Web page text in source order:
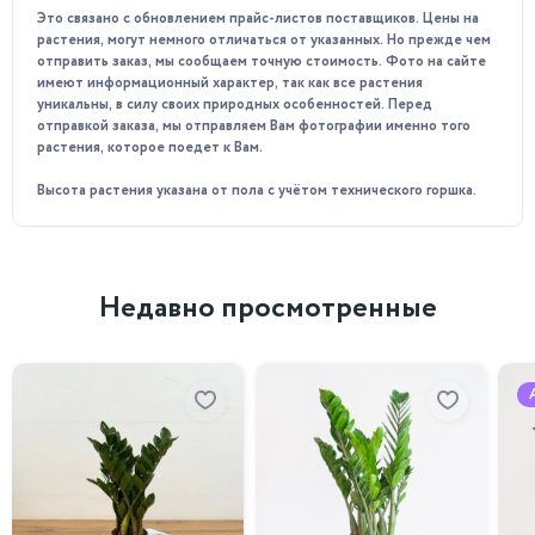
Это связано с обновлением прайс-листов поставщиков. Цены на
растения, могут немного отличаться от указанных. Но прежде чем
отправить заказ, мы сообщаем точную стоимость. Фото на сайте
имеют информационный характер, так как все растения
уникальны, в силу своих природных особенностей. Перед
отправкой заказа, мы отправляем Вам фотографии именно того
растения, которое поедет к Вам.
Высота растения указана от пола с учётом технического горшка.
Недавно просмотренные